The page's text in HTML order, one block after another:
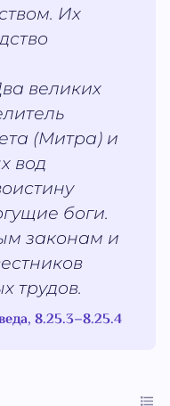
Их
великих
(Митра) и
вод
боги.
законам и
трудов.
8.25.3–8.25.4